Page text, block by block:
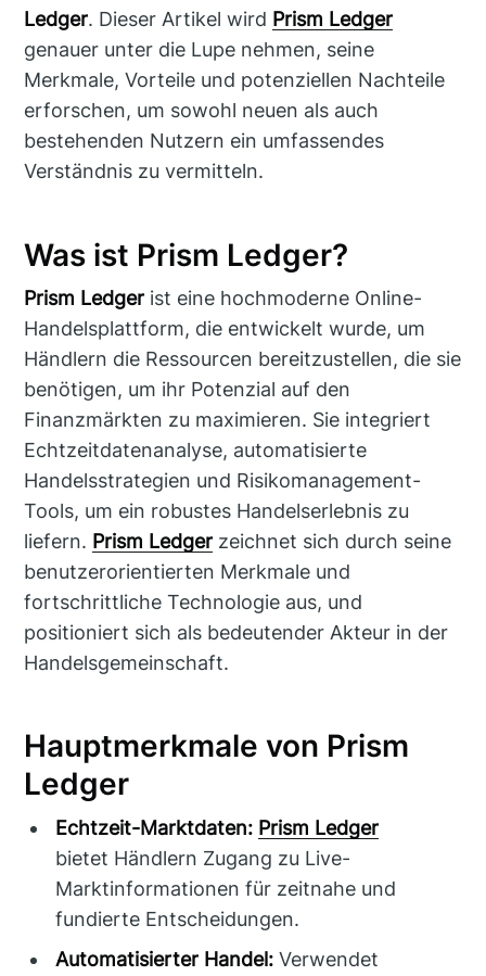
Ledger. Dieser Artikel wird Prism Ledger
genauer unter die Lupe nehmen, seine
Merkmale, Vorteile und potenziellen Nachteile
erforschen, um sowohl neuen als auch
bestehenden Nutzern ein umfassendes
Verständnis zu vermitteln.
Was ist Prism Ledger?
Prism Ledger ist eine hochmoderne Online-
Handelsplattform, die entwickelt wurde, um
Händlern die Ressourcen bereitzustellen, die sie
benötigen, um ihr Potenzial auf den
Finanzmärkten zu maximieren. Sie integriert
Echtzeitdatenanalyse, automatisierte
Handelsstrategien und Risikomanagement-
Tools, um ein robustes Handelserlebnis zu
liefern. Prism Ledger zeichnet sich durch seine
benutzerorientierten Merkmale und
fortschrittliche Technologie aus, und
positioniert sich als bedeutender Akteur in der
Handelsgemeinschaft.
Hauptmerkmale von Prism
Ledger
Echtzeit-Marktdaten: Prism Ledger
bietet Händlern Zugang zu Live-
Marktinformationen für zeitnahe und
fundierte Entscheidungen.
Automatisierter Handel: Verwendet